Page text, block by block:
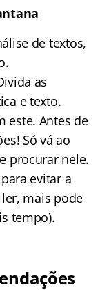
de textos,
as
e texto.
este. Antes de
Só vá ao
procurar nele.
evitar a
mais pode
tempo).